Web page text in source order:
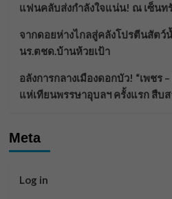
แฟนคลับส่งกำลังใจแน่น! ณ เซ็นท
จากดอยห่างไกลสู่คลังโปรตีนสัต
นร.ตชด.บ้านห้วยเป้า
อลังการกลางเมืองดอกบัว! “เพชร
แห่เทียนพรรษาอุบลฯ ครั้งแรก สืบ
Meta
Log in